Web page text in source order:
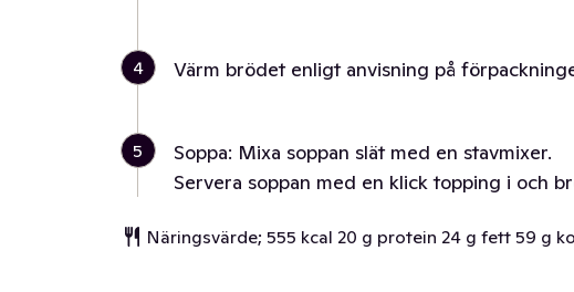
4 Värm brödet enligt anvisning på
5
Soppa: Mixa soppan slät med en stavmixer.
Servera soppan med en klick topping i och
Näringsvärde; 555 kcal 20 g protein 24 g fett 59 g